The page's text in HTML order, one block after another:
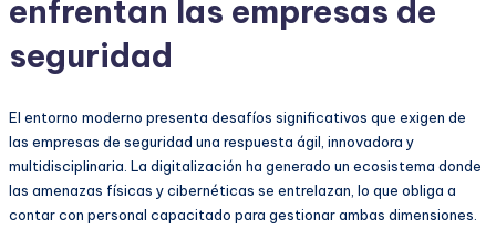
enfrentan las empresas de
seguridad
El entorno moderno presenta desafíos significativos que exigen de
las empresas de seguridad una respuesta ágil, innovadora y
multidisciplinaria. La digitalización ha generado un ecosistema donde
las amenazas físicas y cibernéticas se entrelazan, lo que obliga a
contar con personal capacitado para gestionar ambas dimensiones.